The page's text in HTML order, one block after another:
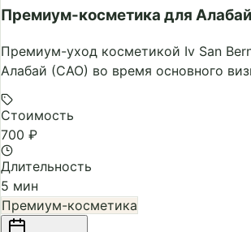
Премиум-косметика для
Премиум-уход косметикой Iv San
Алабай (САО) во время основного
Стоимость
700 ₽
Длительность
5 мин
Премиум-косметика